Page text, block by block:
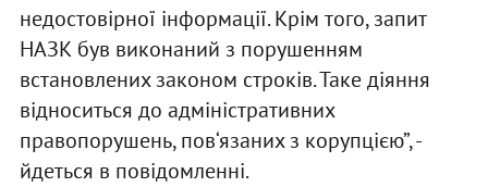
недостовірної інформації. Крім того, запит
НАЗК був виконаний з порушенням
встановлених законом строків. Таке діяння
відноситься до адміністративних
правопорушень, пов‘язаних з корупцією”, -
йдеться в повідомленні.